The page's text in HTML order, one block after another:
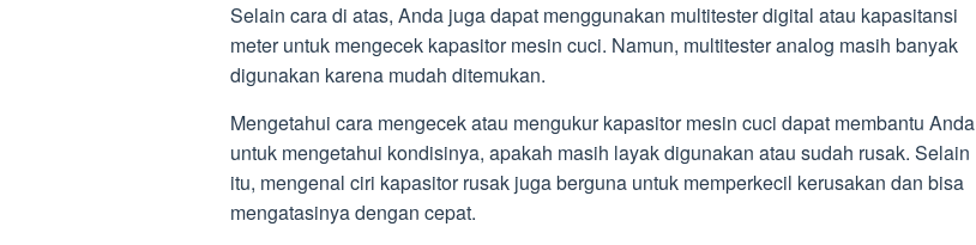
Selain cara di atas, Anda juga dapat menggunakan multitester digital atau kapasitansi
meter untuk mengecek kapasitor mesin cuci. Namun, multitester analog masih banyak
digunakan karena mudah ditemukan.
Mengetahui cara mengecek atau mengukur kapasitor mesin cuci dapat membantu Anda
untuk mengetahui kondisinya, apakah masih layak digunakan atau sudah rusak. Selain
itu, mengenal ciri kapasitor rusak juga berguna untuk memperkecil kerusakan dan bisa
mengatasinya dengan cepat.